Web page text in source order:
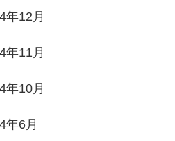
年12月
年11月
年10月
年6月